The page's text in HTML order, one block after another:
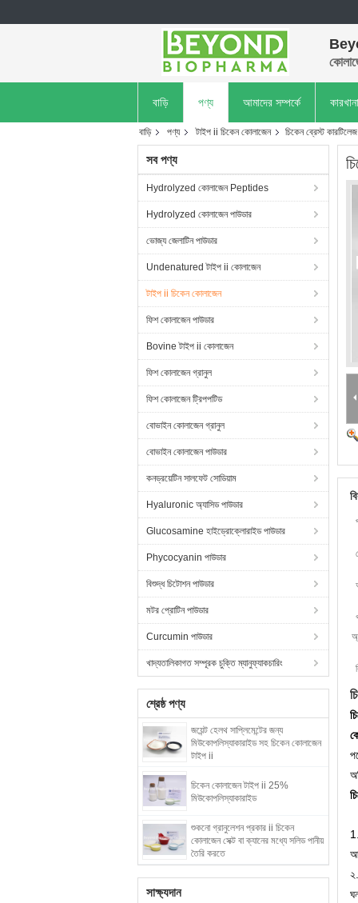
বাড়ি পণ্য আমাদের সম্পর্কে
বাড়ি পণ্য টাইপ ii চিকেন কোলাজেন চিকেন ব্রেস্ট
সব পণ্য
Hydrolyzed কোলাজেন Peptides
Hydrolyzed কোলাজেন পাউডার
ভোজ্য জেলাটিন পাউডার
Undenatured টাইপ ii কোলাজেন
টাইপ ii চিকেন কোলাজেন
ফিশ কোলাজেন পাউডার
Bovine টাইপ ii কোলাজেন
ফিশ কোলাজেন গ্রানুল
ফিশ কোলাজেন ট্রিপপটিড
বোভাইন কোলাজেন গ্রানুল
বোভাইন কোলাজেন পাউডার
কনড্রয়েটিন সালফেট সোডিয়াম
Hyaluronic অ্যাসিড পাউডার
Glucosamine হাইড্রোক্লোরাইড পাউডার
Phycocyanin পাউডার
বিশুদ্ধ চিটোশন পাউডার
মটর প্রোটিন পাউডার
Curcumin পাউডার
খাদ্যতালিকাগত সম্পূরক চুক্তি ম্যানুফ্যাকচারিং
শ্রেষ্ঠ পণ্য
জয়েন্ট হেলথ সাপ্লিমেন্টের জন্য
মিউকোপলিস্যাকারাইড সহ চিকেন কোলাজেন
টাইপ ii
চিকেন কোলাজেন টাইপ ii 25%
মিউকোপলিস্যাকারাইড
শুকনো গ্রানুলেশন প্রকার ii চিকেন
কোলাজেন সেক্ট বা ক্যানের মধ্যে সলিড পানীয়
তৈরি করতে
সাক্ষ্যদান